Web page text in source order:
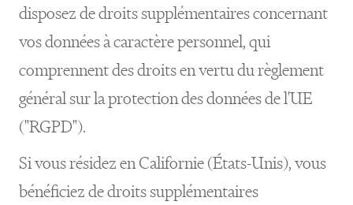
disposez de droits supplémentaires concernant
vos données à caractère personnel, qui
comprennent des droits en vertu du règlement
général sur la protection des données de l'UE
("RGPD").
Si vous résidez en Californie (États-Unis), vous
bénéficiez de droits supplémentaires